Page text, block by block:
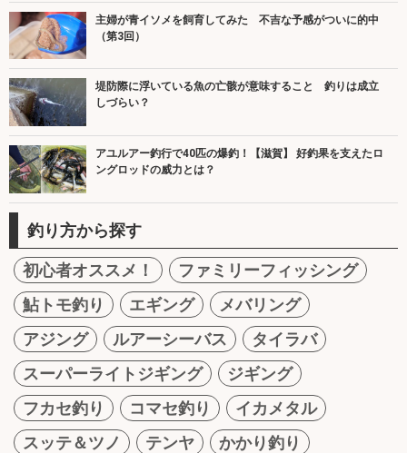
主婦が青イソメを飼育してみた 不吉な予感がついに的中
（第3回）
堤防際に浮いている魚の亡骸が意味すること 釣りは成立
しづらい？
アユルアー釣行で40匹の爆釣！【滋賀】 好釣果を支えたロ
ングロッドの威力とは？
釣り方から探す
初心者オススメ！
ファミリーフィッシング
鮎トモ釣り
エギング
メバリング
アジング
ルアーシーバス
タイラバ
スーパーライトジギング
ジギング
フカセ釣り
コマセ釣り
イカメタル
スッテ＆ツノ
テンヤ
かかり釣り